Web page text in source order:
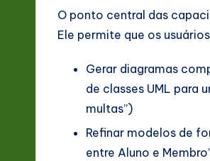
wO ponto central das
Ele permite que os
Gerar diagramas
de classes UML para
multas”)
Refinar modelos de
entre Aluno e